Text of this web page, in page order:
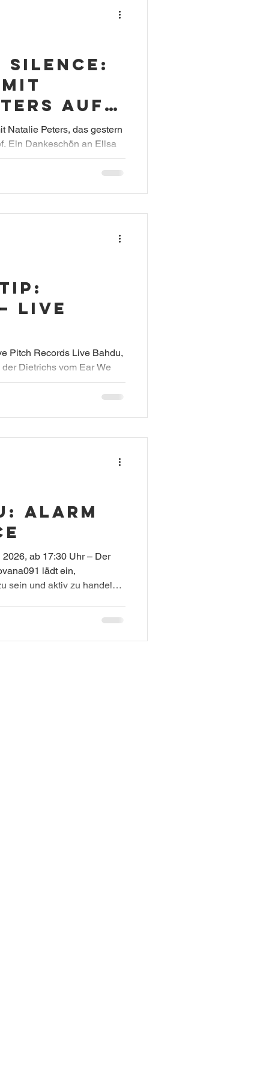
Silence:
auf
Natalie Peters, das gestern
Ein Dankeschön an Elisa
live
Pitch Records Live Bahdu,
Dietrichs vom Ear We
Alarm
ab 17:30 Uhr – Der
lädt ein,
sein und aktiv zu handeln.
auf große Resonanz